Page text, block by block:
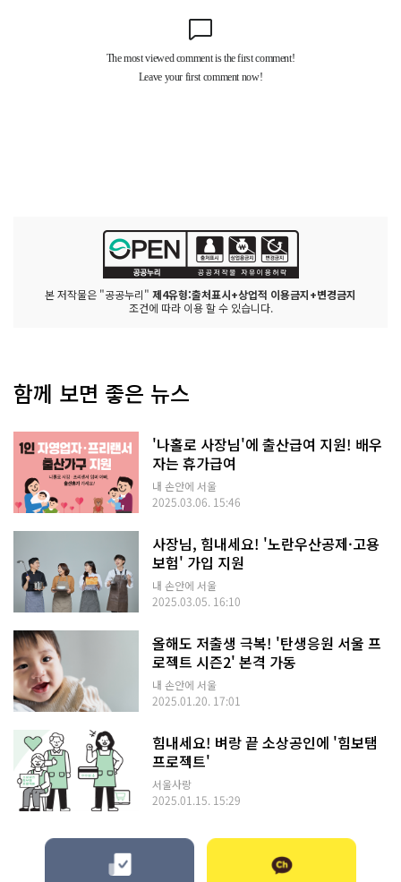
본 저작물은 "공공누리" 제4유형:출처표시+상업적 이용금지+변경금지
조건에 따라 이용 할 수 있습니다.
함께 보면 좋은 뉴스
'나홀로 사장님'에 출산급여 지원! 배우
자는 휴가급여
내 손안에 서울
2025.03.06. 15:46
사장님, 힘내세요! '노란우산공제·고용
보험' 가입 지원
내 손안에 서울
2025.03.05. 16:10
올해도 저출생 극복! '탄생응원 서울 프
로젝트 시즌2' 본격 가동
내 손안에 서울
2025.01.20. 17:01
힘내세요! 벼랑 끝 소상공인에 '힘보탬
프로젝트'
서울사랑
2025.01.15. 15:29